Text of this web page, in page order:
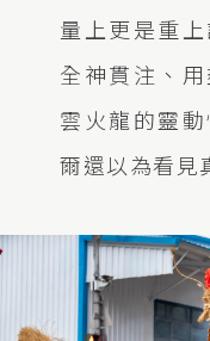
量上更是重
全神貫注、
雲火龍的靈
爾還以為看見